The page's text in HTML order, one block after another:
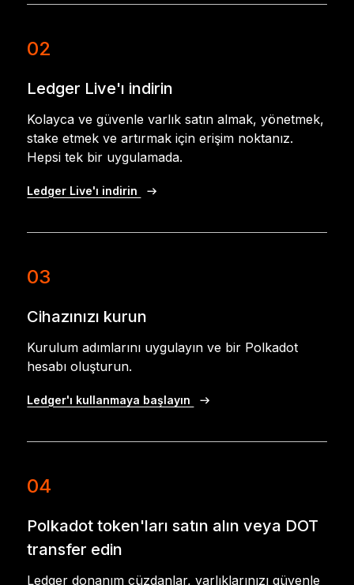
02
Ledger Live'ı indirin
Kolayca ve güvenle varlık satın almak, yönetmek,
stake etmek ve artırmak için erişim noktanız.
Hepsi tek bir uygulamada.
Ledger Live'ı indirin
03
Cihazınızı kurun
Kurulum adımlarını uygulayın ve bir Polkadot
hesabı oluşturun.
Ledger'ı kullanmaya başlayın
04
Polkadot token'ları satın alın veya DOT
transfer edin
Ledger donanım cüzdanlar, varlıklarınızı güvenle